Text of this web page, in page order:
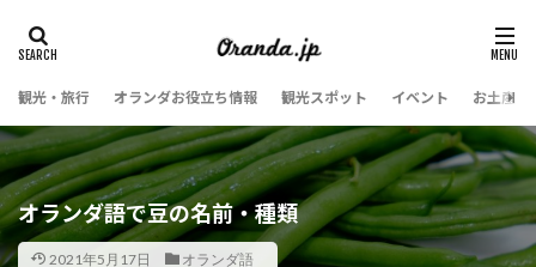
観光・旅行 オランダお役立ち情報 観光スポット イベント お土産・
オランダ語で豆の名前・種類
2021年5月17日 オランダ語